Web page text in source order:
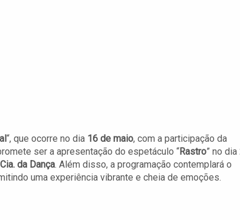
“, que ocorre no dia 16 de maio, com a participação da
ser a apresentação do espetáculo “Rastro” no dia
da Dança. Além disso, a programação contemplará o
uma experiência vibrante e cheia de emoções.